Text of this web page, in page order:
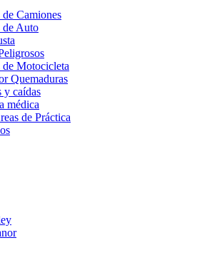
Camiones
de Auto
de Motocicleta
Quemaduras
y caídas
médica
de Práctica